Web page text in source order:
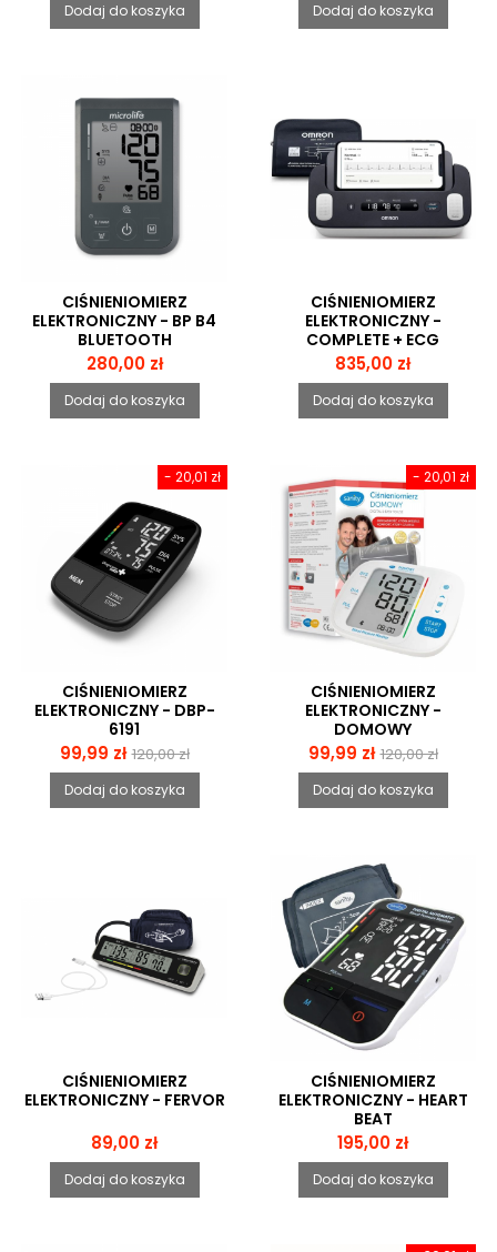
Dodaj do koszyka Dodaj do koszyka
CIŚNIENIOMIERZ
ELEKTRONICZNY - BP B4
BLUETOOTH
Cena
280,00 zł
Dodaj do koszyka
CIŚNIENIOMIERZ
ELEKTRONICZNY -
COMPLETE + ECG
Cena
835,00 zł
Dodaj do koszyka
- 20,01 zł
CIŚNIENIOMIERZ
ELEKTRONICZNY - DBP-
6191
Cena
99,99 zł Cena
podstawowa
120,00 zł
Dodaj do koszyka
- 20,01 zł
CIŚNIENIOMIERZ
ELEKTRONICZNY -
DOMOWY
Cena
99,99 zł Cena
podstawowa
120,00 zł
Dodaj do koszyka
CIŚNIENIOMIERZ
ELEKTRONICZNY - FERVOR
Cena
89,00 zł
Dodaj do koszyka
CIŚNIENIOMIERZ
ELEKTRONICZNY - HEART
BEAT
Cena
195,00 zł
Dodaj do koszyka